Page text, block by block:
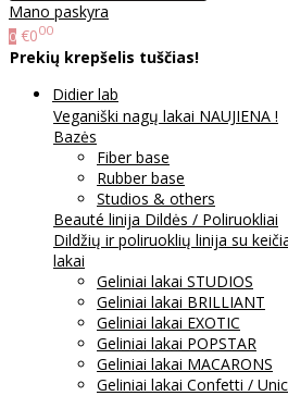
Mano paskyra
0 €000
Prekių krepšelis tuščias!
Didier lab
Veganiški nagų lakai NAUJIENA !
Bazės
Fiber base
Rubber base
Studios & others
Beauté linija Dildės / Poliruokliai
Dildžių ir poliruoklių linija su
lakai
Geliniai lakai STUDIOS
Geliniai lakai BRILLIANT
Geliniai lakai EXOTIC
Geliniai lakai POPSTAR
Geliniai lakai MACARONS
Geliniai lakai Confetti /